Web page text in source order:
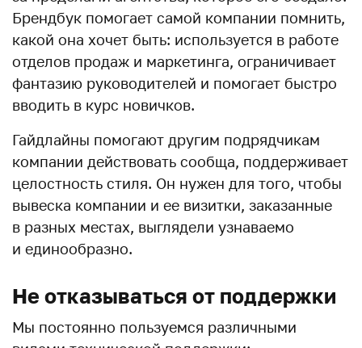
Брендбук помогает самой компании помнить,
какой она хочет быть: используется в работе
отделов продаж и маркетинга, ограничивает
фантазию руководителей и помогает быстро
вводить в курс новичков.
Гайдлайны помогают другим подрядчикам
компании действовать сообща, поддерживает
целостность стиля. Он нужен для того, чтобы
вывеска компании и ее визитки, заказанные
в разных местах, выглядели узнаваемо
и единообразно.
Не отказываться от поддержки
Мы постоянно пользуемся различными